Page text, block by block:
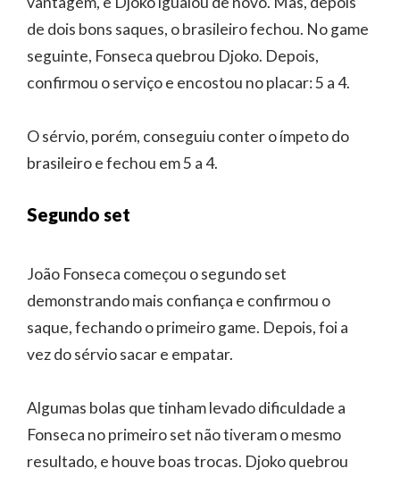
de dois bons saques, o brasileiro fechou. No game
seguinte, Fonseca quebrou Djoko. Depois,
confirmou o serviço e encostou no placar: 5 a 4.
O sérvio, porém, conseguiu conter o ímpeto do
brasileiro e fechou em 5 a 4.
Segundo set
João Fonseca começou o segundo set
demonstrando mais confiança e confirmou o
saque, fechando o primeiro game. Depois, foi a
vez do sérvio sacar e empatar.
Algumas bolas que tinham levado dificuldade a
Fonseca no primeiro set não tiveram o mesmo
resultado, e houve boas trocas. Djoko quebrou